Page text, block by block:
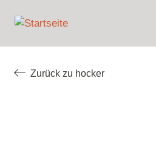
zum
Zurück zu hocker